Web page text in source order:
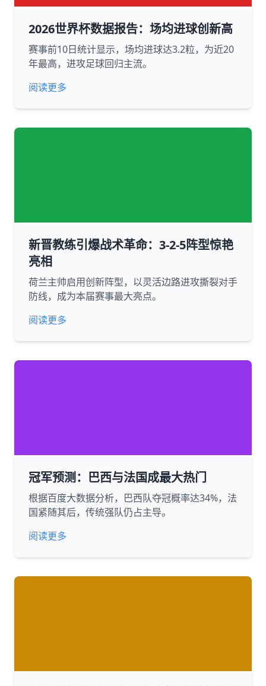
2026世界杯数据报告：场均进球创新高
赛事前10日统计显示，场均进球达3.2粒，为近20
年最高，进攻足球回归主流。
阅读更多
新晋教练引爆战术革命：3-2-5阵型惊艳
亮相
荷兰主帅启用创新阵型，以灵活边路进攻撕裂对手
防线，成为本届赛事最大亮点。
阅读更多
冠军预测：巴西与法国成最大热门
根据百度大数据分析，巴西队夺冠概率达34%，法
国紧随其后，传统强队仍占主导。
阅读更多